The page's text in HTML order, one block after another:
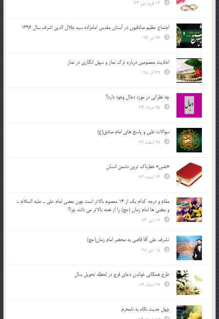
اجتماع عظیم صادقیون در آستان مقدس امامزاده سید جلال الدین اشرف سال 1396
احادیث معصومین درباره ترک نماز و سهل انگاری در نماز
چه نظراتی در مورد دجال وجود دارد؟
سوالات طبی و پاسخ های امام صادق(ع)
«نفس» خطرناک ترین دشمن انسان
مقام و درجه كدام يك از 14 معصوم بالاتر است چون بعضي امام علي ـ عليه السلام ـ
و بعضي ها امام زمان (عج) را از همه بالاتر مي دانند چرا؟
تشرف علي آقا قاضي به محضر امام زمان(عج)
طرح همگانی خواندن دعای فرج در لحظه تحویل سال
چهل حدیث نگاه به نامحرم